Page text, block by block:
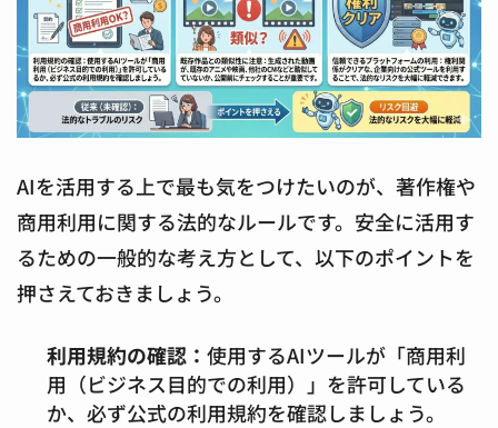
AIを活用する上で最も気をつけたいのが、著作権や
商用利用に関する法的なルールです。安全に活用す
るための一般的な考え方として、以下のポイントを
押さえておきましょう。
利用規約の確認： 使用するAIツールが「商用利
用（ビジネス目的での利用）」を許可している
か、必ず公式の利用規約を確認しましょう。